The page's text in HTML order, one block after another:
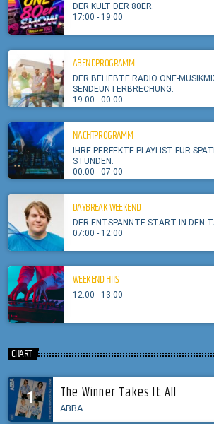
DER KULT DER 80ER.
17:00 - 19:00
ABENDPROGRAMM
DER BELIEBTE RADIO ONE-
SENDEUNTERBRECHUNG.
19:00 - 00:00
NACHTPROGRAMM
IHRE PERFEKTE PLAYLIST FÜR
STUNDEN.
00:00 - 07:00
DAYBREAK WEEKEND
DER ENTSPANNTE START IN DEN
07:00 - 12:00
WEEKEND HITS
12:00 - 13:00
CHART
1 The Winner Takes It All
ABBA